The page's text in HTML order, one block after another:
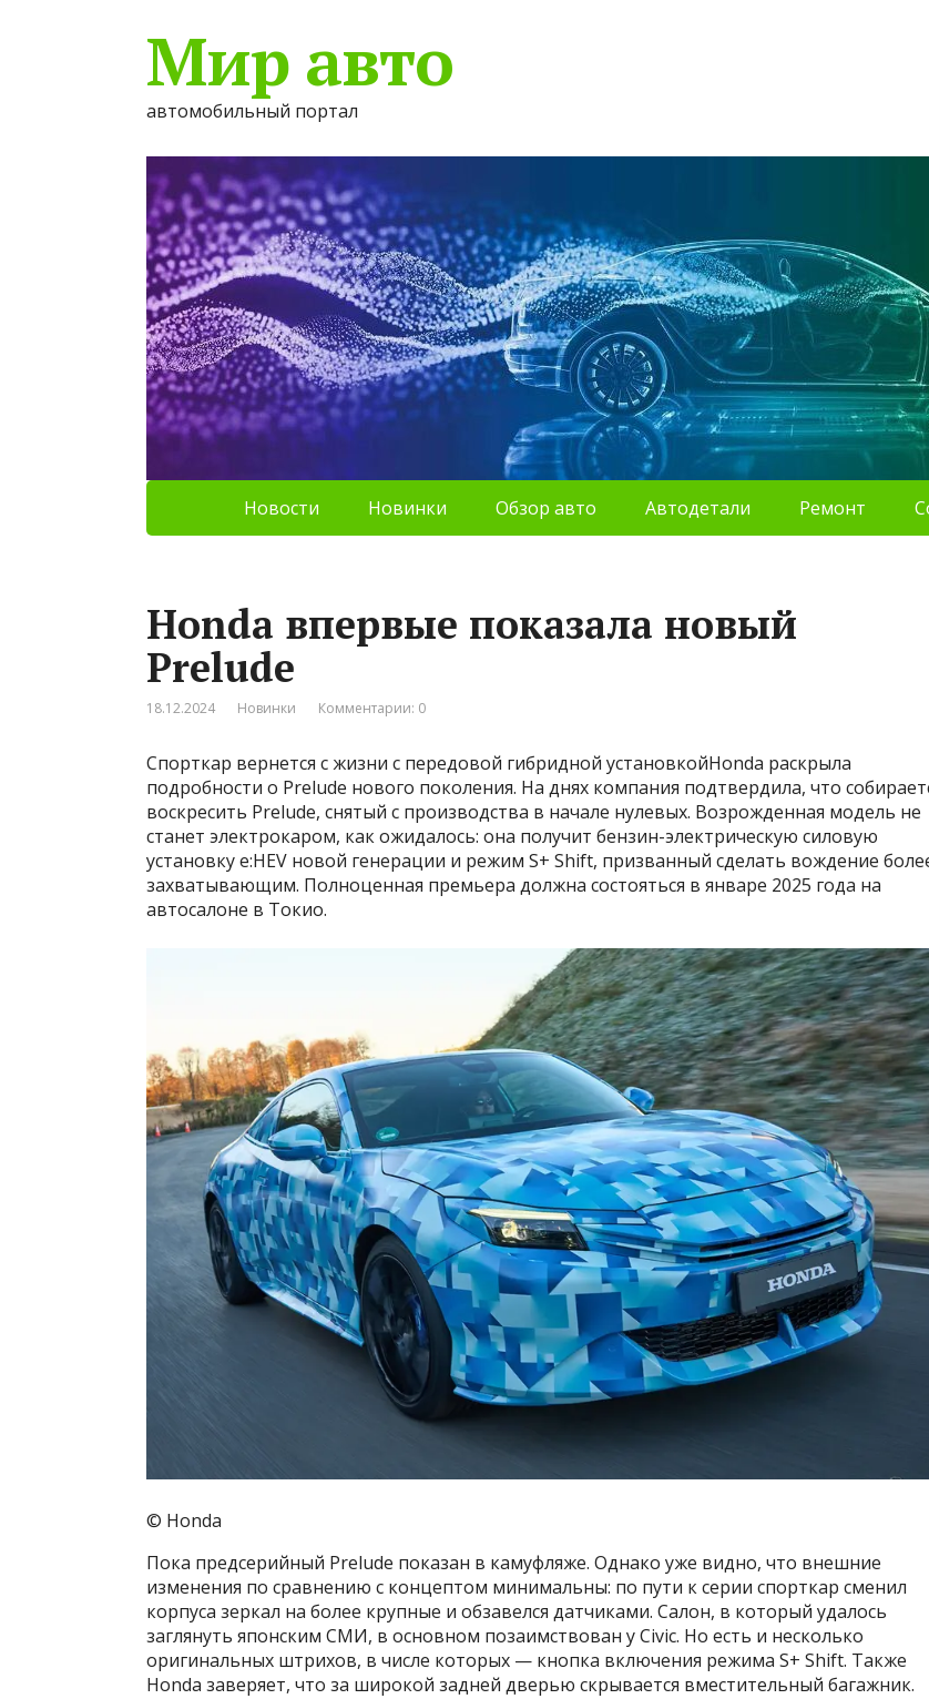
Мир авто
автомобильный портал
Новости Новинки Обзор авто Автодетали Ремонт
Honda впервые показала новый
Prelude
18.12.2024 Новинки Комментарии: 0
Спорткар вернется с жизни с передовой гибридной установкойHonda раскрыла
подробности о Prelude нового поколения. На днях компания подтвердила, что
воскресить Prelude, снятый с производства в начале нулевых. Возрожденная модель не
станет электрокаром, как ожидалось: она получит бензин-электрическую силовую
установку e:HEV новой генерации и режим S+ Shift, призванный сделать вождение
захватывающим. Полноценная премьера должна состояться в январе 2025 года на
автосалоне в Токио.
© Honda
Пока предсерийный Prelude показан в камуфляже. Однако уже видно, что внешние
изменения по сравнению с концептом минимальны: по пути к серии спорткар сменил
корпуса зеркал на более крупные и обзавелся датчиками. Салон, в который удалось
заглянуть японским СМИ, в основном позаимствован у Civic. Но есть и несколько
оригинальных штрихов, в числе которых — кнопка включения режима S+ Shift. Также
Honda заверяет, что за широкой задней дверью скрывается вместительный багажник.